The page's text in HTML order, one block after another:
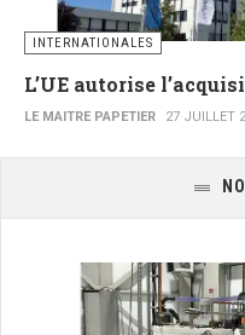
INTERNATIONALES
L’UE autorise
LE MAITRE PAPETIER 27 JUILLET